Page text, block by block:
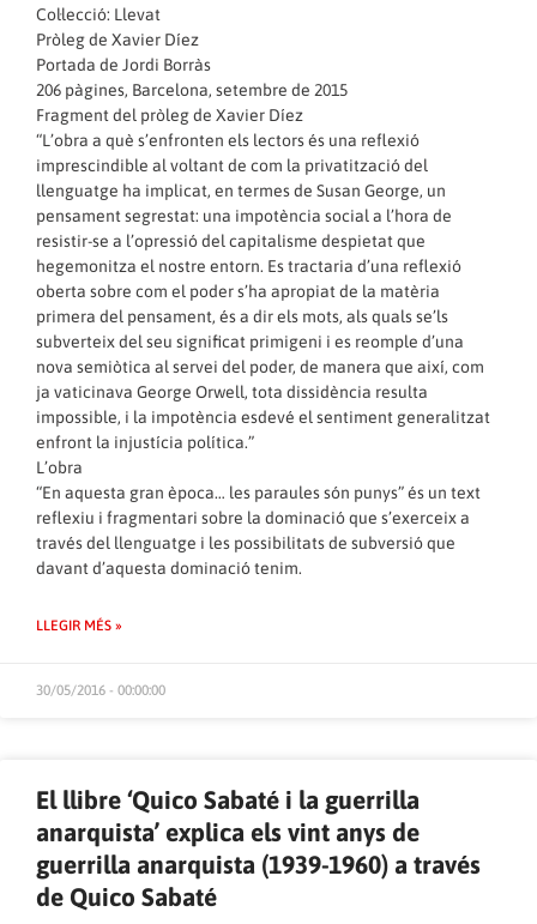
Col·lecció: Llevat
Pròleg de Xavier Díez
Portada de Jordi Borràs
206 pàgines, Barcelona, setembre de 2015
Fragment del pròleg de Xavier Díez
“L’obra a què s’enfronten els lectors és una reflexió
imprescindible al voltant de com la privatització del
llenguatge ha implicat, en termes de Susan George, un
pensament segrestat: una impotència social a l’hora de
resistir-se a l’opressió del capitalisme despietat que
hegemonitza el nostre entorn. Es tractaria d’una reflexió
oberta sobre com el poder s’ha apropiat de la matèria
primera del pensament, és a dir els mots, als quals se’ls
subverteix del seu significat primigeni i es reomple d’una
nova semiòtica al servei del poder, de manera que així, com
ja vaticinava George Orwell, tota dissidència resulta
impossible, i la impotència esdevé el sentiment generalitzat
enfront la injustícia política.”
L’obra
“En aquesta gran època… les paraules són punys” és un text
reflexiu i fragmentari sobre la dominació que s’exerceix a
través del llenguatge i les possibilitats de subversió que
davant d’aquesta dominació tenim.
LLEGIR MÉS »
30/05/2016 - 00:00:00
El llibre ‘Quico Sabaté i la guerrilla
anarquista’ explica els vint anys de
guerrilla anarquista (1939-1960) a través
de Quico Sabaté